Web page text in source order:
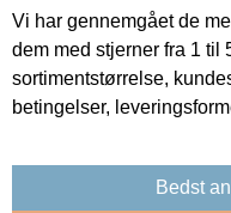
Vi har gennemgået de
dem med stjerner fra 1 til
sortimentstørrelse,
betingelser,
Bedst